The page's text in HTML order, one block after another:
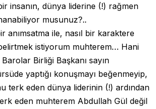
insanın, dünya liderine (!) rağmen
musunuz?..
anımsatma ile, nasıl bir karaktere
istiyorum muhterem… Hani
Barolar Birliği Başkanı sayın
yaptığı konuşmayı beğenmeyip,
terk eden dünya liderinin (!) ardından
eden muhterem Abdullah Gül değil